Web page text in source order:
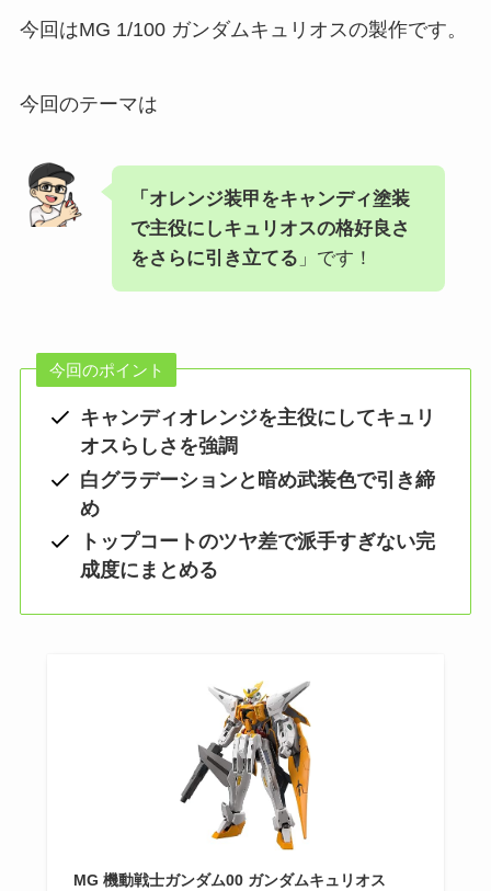
今回はMG 1/100 ガンダムキュリオスの製作です。
今回のテーマは
「オレンジ装甲をキャンディ塗装
で主役にしキュリオスの格好良さ
をさらに引き立てる 」です！
今回のポイント
キャンディオレンジを主役にしてキュリ
オスらしさを強調
白グラデーションと暗め武装色で引き締
め
トップコートのツヤ差で派手すぎない完
成度にまとめる
MG 機動戦士ガンダム00 ガンダムキュリオス